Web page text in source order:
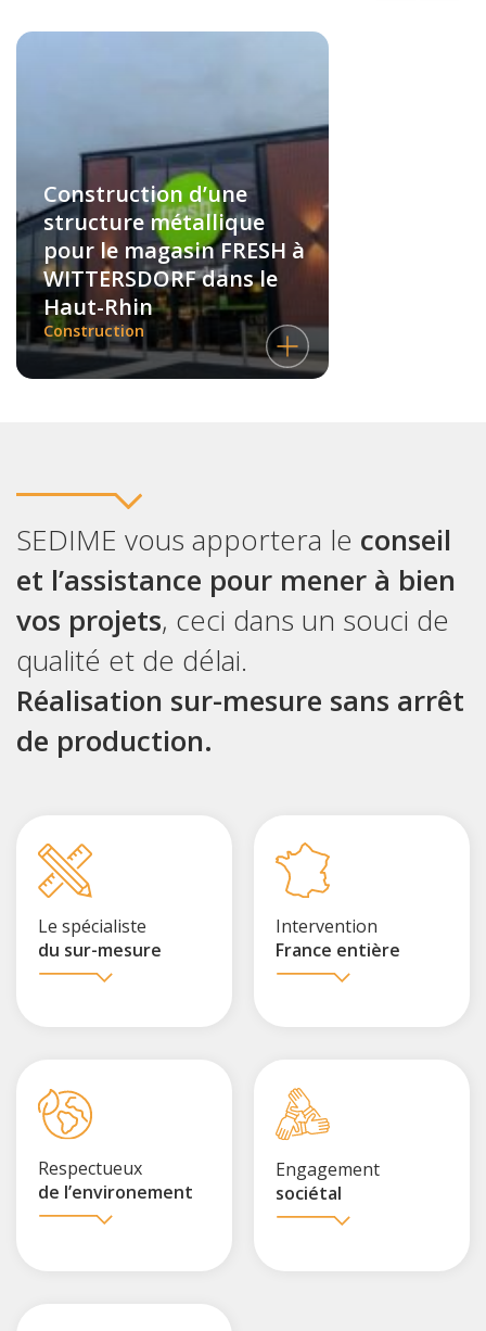
Construction d’une
structure métallique
pour le magasin FRESH à
WITTERSDORF dans le
Haut-Rhin
Construction
SEDIME vous apportera le conseil
et l’assistance pour mener à bien
vos projets, ceci dans un souci de
qualité et de délai.
Réalisation sur-mesure sans arrêt
de production.
Le spécialiste
du sur-mesure
Intervention
France entière
Respectueux
de l’environement
Engagement
sociétal